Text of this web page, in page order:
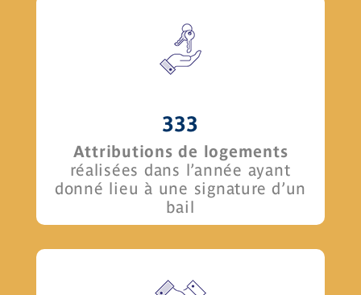
333
Attributions de logements
réalisées dans l’année ayant
donné lieu à une signature d’un
bail